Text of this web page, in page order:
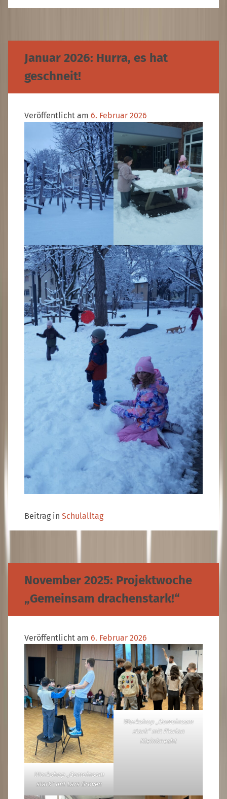
Januar 2026: Hurra, es hat
geschneit!
Veröffentlicht am 6. Februar 2026
Beitrag in Schulalltag
November 2025: Projektwoche
„Gemeinsam drachenstark!“
Veröffentlicht am 6. Februar 2026
Workshop „Gemeinsam
stark“ mit Lars Groven
Workshop „Gemeinsam
stark“ mit Florian
Kleinknecht